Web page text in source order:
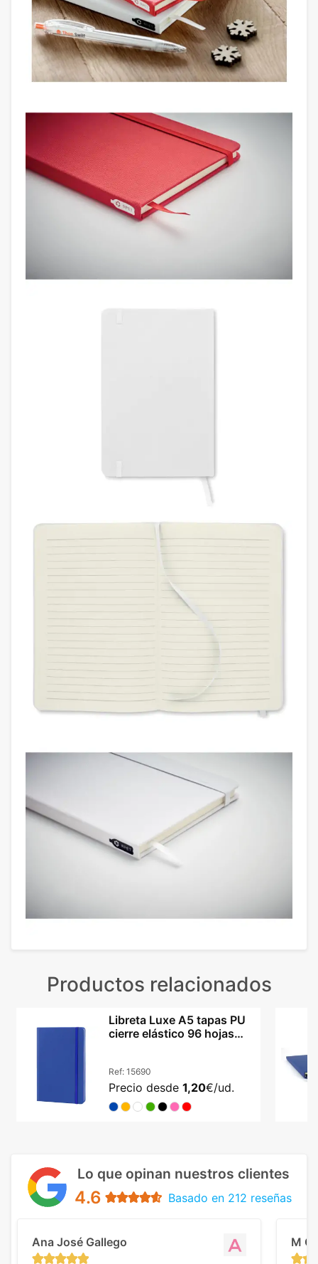
Productos relacionados
Libreta Luxe A5 tapas PU
cierre elástico 96 hojas
Ref: 15690
Precio desde 1,20€/ud.
Lo que opinan nuestros clientes
4.6 Basado en 212 reseñas
Ana José Gallego M C